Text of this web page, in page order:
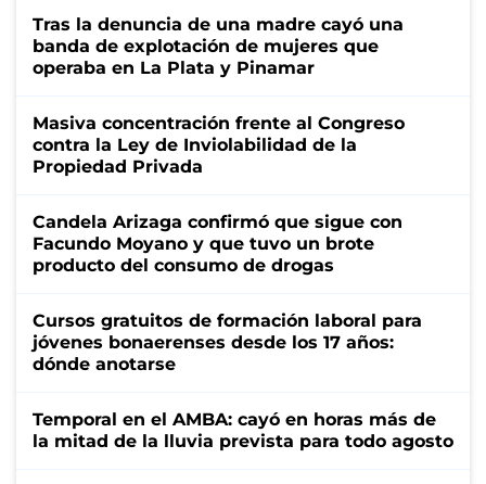
Tras la denuncia de una madre cayó una
banda de explotación de mujeres que
operaba en La Plata y Pinamar
Masiva concentración frente al Congreso
contra la Ley de Inviolabilidad de la
Propiedad Privada
Candela Arizaga confirmó que sigue con
Facundo Moyano y que tuvo un brote
producto del consumo de drogas
Cursos gratuitos de formación laboral para
jóvenes bonaerenses desde los 17 años:
dónde anotarse
Temporal en el AMBA: cayó en horas más de
la mitad de la lluvia prevista para todo agosto